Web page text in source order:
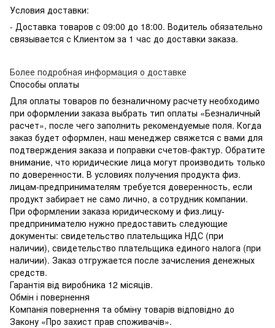
Условия доставки:
- Доставка товаров с 09:00 до 18:00. Водитель обязательно
связывается с Клиентом за 1 час до доставки заказа.
Более подробная информация о доставке
Способы оплаты
Для оплаты товаров по безналичному расчету необходимо
при оформлении заказа выбрать тип оплаты «Безналичный
расчет», после чего заполнить рекомендуемые поля. Когда
заказ будет оформлен, наш менеджер свяжется с вами для
подтверждения заказа и поправки счетов-фактур. Обратите
внимание, что юридические лица могут производить только
по доверенности. В условиях получения продукта физ.
лицам-предпринимателям требуется доверенность, если
продукт забирает не само лично, а сотрудник компании.
При оформлении заказа юридическому и физ.лицу-
предпринимателю нужно предоставить следующие
документы: свидетельство плательщика НДС (при
наличии), свидетельство плательщика единого налога (при
наличии). Заказ отгружается после зачисления денежных
средств.
Гарантія від виробника 12 місяців.
Обмін і повернення
Компанія повернення та обміну товарів відповідно до
Закону «Про захист прав споживачів».